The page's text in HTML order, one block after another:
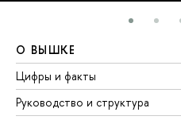
О ВЫШКЕ
Цифры и факты
Руководство и структура